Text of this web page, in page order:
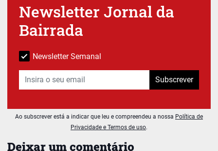
Deixar um comentário
Newsletter Jornal da
Bairrada
Newsletter Semanal
Subscrever
Ao subscrever está a indicar que leu e compreendeu a nossa Política de
Privacidade e Termos de uso.